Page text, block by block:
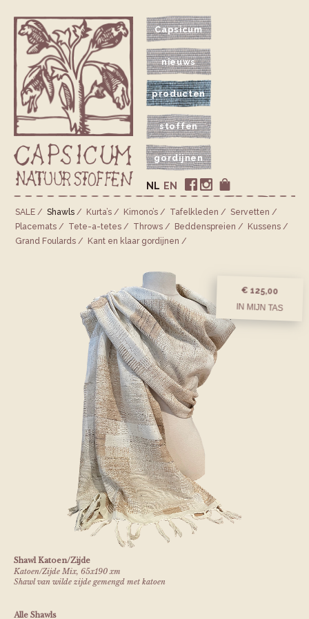
Capsicum
nieuws
producten
stoffen
gordijnen
EN
NL
SALE Shawls Kurta’s Kimono’s Tafelkleden
Servetten
Placemats
Tete-a-tetes Throws Bedden­spreien
Kussens
Grand Foulards
Kant en klaar gordijnen
Shawl Katoen/Zijde
Katoen/Zijde Mix, 65x190 xm
Shawl van wilde zijde gemengd met katoen
€ 125,00
IN MIJN TAS
Alle Shawls